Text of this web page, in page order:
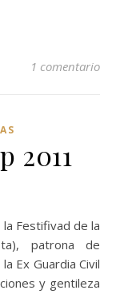
1 comentario
2011
patrona de
Ex Guardia Civil
y gentileza